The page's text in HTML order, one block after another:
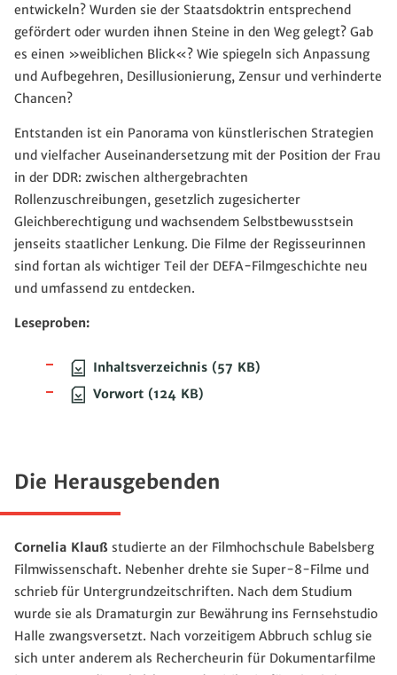
entwickeln? Wurden sie der Staatsdoktrin entsprechend
gefördert oder wurden ihnen Steine in den Weg gelegt? Gab
es einen »weiblichen Blick«? Wie spiegeln sich Anpassung
und Aufbegehren, Desillusionierung, Zensur und verhinderte
Chancen?
Entstanden ist ein Panorama von künstlerischen Strategien
und vielfacher Auseinandersetzung mit der Position der Frau
in der DDR: zwischen althergebrachten
Rollenzuschreibungen, gesetzlich zugesicherter
Gleichberechtigung und wachsendem Selbstbewusstsein
jenseits staatlicher Lenkung. Die Filme der Regisseurinnen
sind fortan als wichtiger Teil der DEFA-Filmgeschichte neu
und umfassend zu entdecken.
Leseproben:
Inhaltsverzeichnis (57 KB)
Vorwort (124 KB)
Die Herausgebenden
Cornelia Klauß studierte an der Filmhochschule Babelsberg
Filmwissenschaft. Nebenher drehte sie Super-8-Filme und
schrieb für Untergrundzeitschriften. Nach dem Studium
wurde sie als Dramaturgin zur Bewährung ins Fernsehstudio
Halle zwangsversetzt. Nach vorzeitigem Abbruch schlug sie
sich unter anderem als Rechercheurin für Dokumentarfilme